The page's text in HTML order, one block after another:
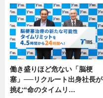
働き盛りほど危ない「脳梗
塞」──リクルート出身社長が
挑む“命のタイムリ…